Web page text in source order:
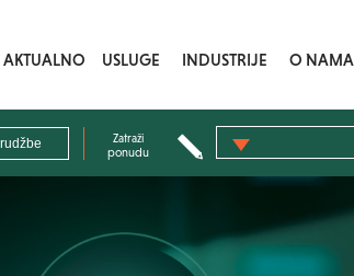
AKTUALNO USLUGE INDUSTRIJE O NAMA
Zatraži
ponudu